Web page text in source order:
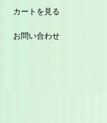
カートを見る
お問い合わせ